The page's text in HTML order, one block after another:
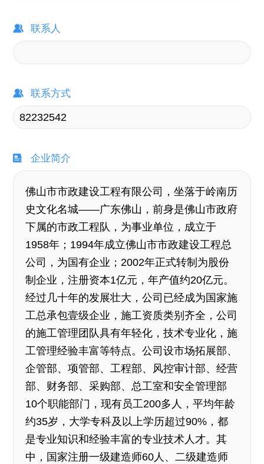
联系人
联系方式
企业简介
佛山市市政建设工程有限公司，坐落于岭南历
史文化名城——广东佛山，前身是佛山市政府
下属的市政工程队，为事业单位，成立于
1958年；1994年成立佛山市市政建设工程总
公司，为国有企业；2002年正式转制为股份
制企业，注册资本1亿元，年产值约20亿元。
经过几十年的发展壮大，公司已经成为国家施
工总承包壹级企业，施工资质类别齐全，公司
的施工管理团队具有年轻化，技术专业化，施
工管理经验丰富等特点。公司设市场拓展部、
企管部、项管部、工程部、风控审计部、经营
部、财务部、采购部、总工室和安全管理部
10个职能部门，现有员工200多人，平均年龄
约35岁，大学专科及以上学历超过90%，都
是专业知识和经验丰富的专业技术人才。其
中，国家注册一级建造师60人、二级建造师